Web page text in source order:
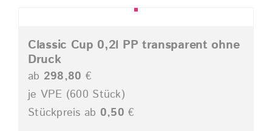
Classic Cup 0,2l PP transparent ohne
Druck
ab 298,80 €
je VPE (600 Stück)
Stückpreis ab 0,50 €